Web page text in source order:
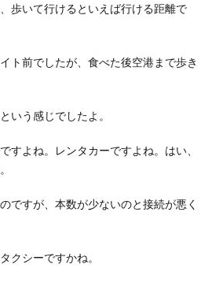
歩いて行けるといえば行ける距離で
ト前でしたが、食べた後空港まで歩き
いう感じでしたよ。
すよね。レンタカーですよね。はい、
ですが、本数が少ないのと接続が悪く
クシーですかね。